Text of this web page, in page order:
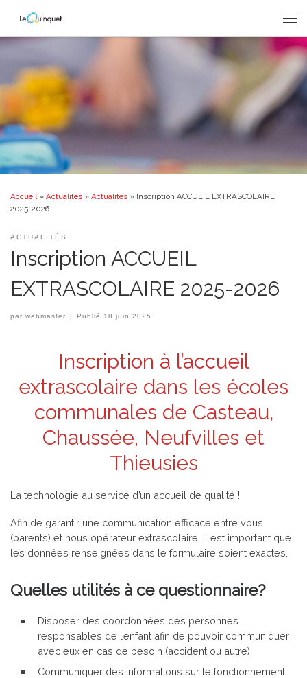
Passer au contenu
Accueil » Actualités » Actualités » Inscription ACCUEIL EXTRASCOLAIRE
2025-2026
ACTUALITÉS
Inscription ACCUEIL
EXTRASCOLAIRE 2025-2026
par webmaster Publié18 juin 2025
Inscription à l’accueil
extrascolaire dans les écoles
communales de Casteau,
Chaussée, Neufvilles et
Thieusies
La technologie au service d’un accueil de qualité !
Afin de garantir une communication efficace entre vous
(parents) et nous opérateur extrascolaire, il est important que
les données renseignées dans le formulaire soient exactes.
Quelles utilités à ce questionnaire?
Disposer des coordonnées des personnes
responsables de l’enfant afin de pouvoir communiquer
avec eux en cas de besoin (accident ou autre).
Communiquer des informations sur le fonctionnement